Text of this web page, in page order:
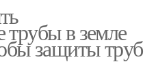
трубы в земле
защиты труб